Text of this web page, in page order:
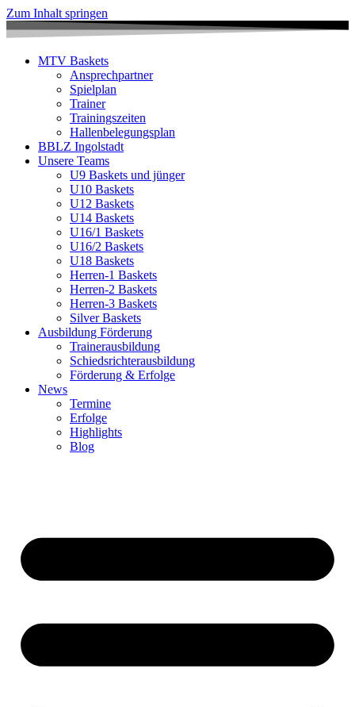
Zum Inhalt springen
MTV Baskets
Ansprechpartner
Spielplan
Trainer
Trainingszeiten
Hallenbelegungsplan
BBLZ Ingolstadt
Unsere Teams
U9 Baskets und jünger
U10 Baskets
U12 Baskets
U14 Baskets
U16/1 Baskets
U16/2 Baskets
U18 Baskets
Herren-1 Baskets
Herren-2 Baskets
Herren-3 Baskets
Silver Baskets
Ausbildung Förderung
Trainerausbildung
Schiedsrichterausbildung
Förderung & Erfolge
News
Termine
Erfolge
Highlights
Blog